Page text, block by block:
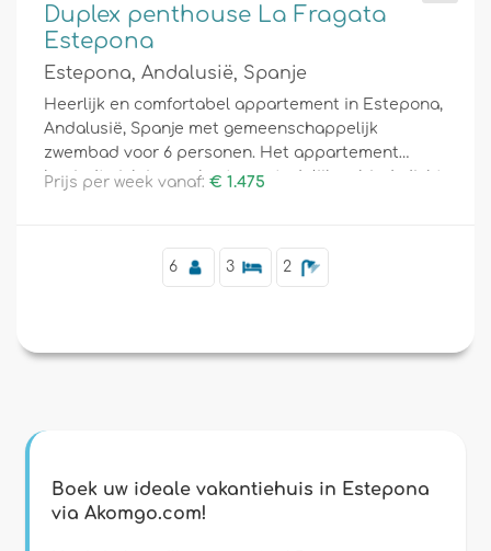
Duplex penthouse La Fragata
Estepona
Estepona, Andalusië, Spanje
Heerlijk en comfortabel appartement in Estepona,
Andalusië, Spanje met gemeenschappelijk
zwembad voor 6 personen. Het appartement
bevindt zich in een kust- en stedelijk gebied, dicht
Prijs per week vanaf: € 1.475
6 3 2
Boek uw ideale vakantiehuis in Estepona
via Akomgo.com!